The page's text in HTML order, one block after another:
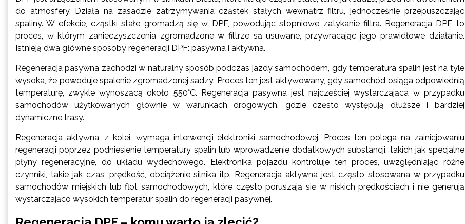
do atmosfery. Działa na zasadzie zatrzymywania cząstek stałych wewnątrz filtru, jednocześnie przepuszczając
spaliny. W efekcie, cząstki stałe gromadzą się w DPF, powodując stopniowe zatykanie filtra. Regeneracja DPF to
proces, w którym zanieczyszczenia zgromadzone w filtrze są usuwane, przywracając jego prawidłowe działanie.
Istnieją dwa główne sposoby regeneracji DPF: pasywna i aktywna.
Regeneracja pasywna zachodzi w naturalny sposób podczas jazdy samochodem, gdy temperatura spalin jest na tyle
wysoka, że powoduje spalenie zgromadzonej sadzy. Proces ten jest aktywowany, gdy samochód osiąga odpowiednią
temperaturę, zwykle wynoszącą około 550°C. Regeneracja pasywna jest najczęściej wystarczająca w przypadku
samochodów użytkowanych głównie w warunkach drogowych, gdzie często występują dłuższe i bardziej
dynamiczne trasy.
Regeneracja aktywna, z kolei, wymaga interwencji elektroniki samochodowej. Proces ten polega na zainicjowaniu
regeneracji poprzez podniesienie temperatury spalin lub wprowadzenie dodatkowych substancji, takich jak specjalne
płyny regeneracyjne, do układu wydechowego. Elektronika pojazdu kontroluje ten proces, uwzględniając różne
czynniki, takie jak czas, prędkość, obciążenie silnika itp. Regeneracja aktywna jest często stosowana w przypadku
samochodów miejskich lub flot samochodowych, które często poruszają się w niskich prędkościach i nie generują
wystarczająco wysokich temperatur spalin do regeneracji pasywnej.